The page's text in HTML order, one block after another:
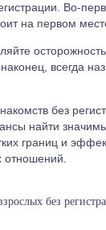
Во-
на первом
всегда
без
найти
границ и